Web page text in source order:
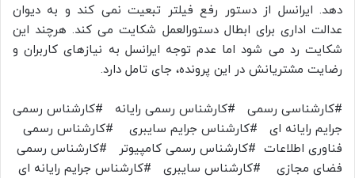
دهد. ایرانسل از دستور رفع فیلتر تبعیت نمی کند و به دیوان
عدالت اداری برای ابطال دستورالعمل شکایت می کند. هرچند این
شکایت رد می شود اما عدم توجه ایرانسل به نیازهای کاربران و
رضایت مشتریانش در این پرونده، جای تامل دارد.
#کارشناسی رسمی #کارشناس رسمی رایانه #کارشناس رسمی
جرایم رایانه ای #کارشناس جرایم سایبری #کارشناس رسمی
فناوری اطلاعات #کارشناس رسمی کامپیوتر #کارشناس رسمی
فضای مجازی #کارشناس سایبری #کارشناس جرایم رایانه ای